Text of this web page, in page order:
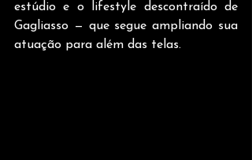
estúdio e o lifestyle descontraído de
Gagliasso — que segue ampliando sua
atuação para além das telas.